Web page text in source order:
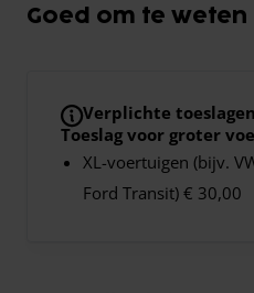
Goed om te weten
Verplichte toeslagen
Toeslag voor groter
XL-voertuigen (bijv.
Ford Transit) € 30,00